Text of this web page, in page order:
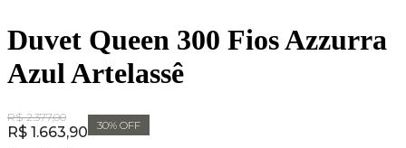
Duvet Queen 300 Fios Azzurra
Azul Artelassê
Original Price:
R$ 2.377,00
Price:
R$ 1.663,90 30% OFF